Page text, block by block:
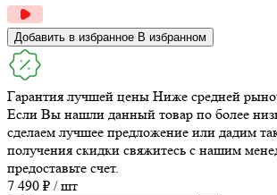
Добавить в избранное В избранном
Гарантия лучшей цены Ниже средней
Если Вы нашли данный товар по более
сделаем лучшее предложение или дадим
получения скидки свяжитесь с нашим
предоставьте счет.
7 490 ₽ / шт